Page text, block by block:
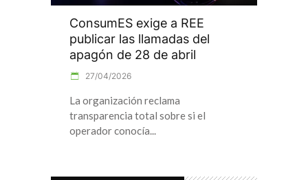
ConsumES exige a REE
publicar las llamadas del
apagón de 28 de abril
27/04/2026
La organización reclama
transparencia total sobre si el
operador conocía